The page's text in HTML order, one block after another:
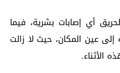
أي إصابات بشرية، فيما
إلى عين المكان، حيث لا زالت
الأثناء.